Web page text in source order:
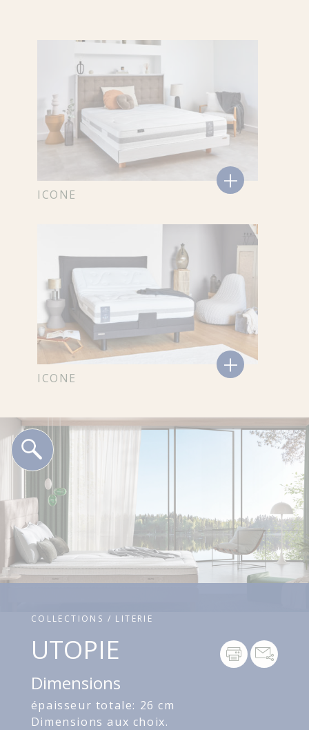
ICONE +
ICONE +
COLLECTIONS / LITERIE
UTOPIE
Dimensions
épaisseur totale: 26 cm
Dimensions aux choix.